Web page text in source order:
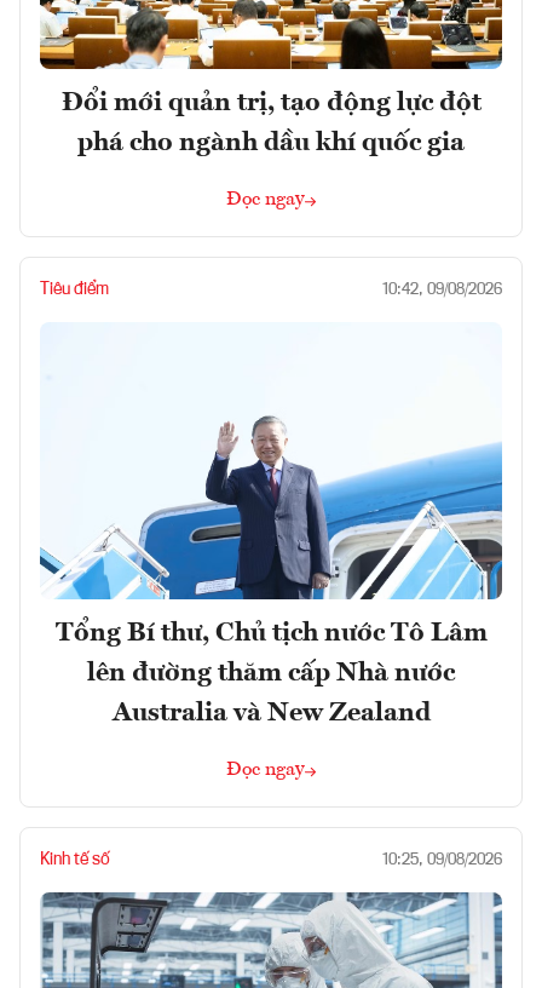
Đổi mới quản trị, tạo động lực đột
phá cho ngành dầu khí quốc gia
Đọc ngay
Tiêu điểm 10:42, 09/08/2026
Tổng Bí thư, Chủ tịch nước Tô Lâm
lên đường thăm cấp Nhà nước
Australia và New Zealand
Đọc ngay
Kinh tế số 10:25, 09/08/2026